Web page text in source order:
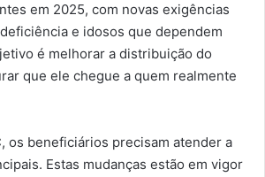
em 2025, com novas exigências
e idosos que dependem
é melhorar a distribuição do
que ele chegue a quem realmente
os beneficiários precisam atender a
Estas mudanças estão em vigor